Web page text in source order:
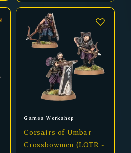
Anbieter:
Games Workshop
Corsairs of Umbar
Crossbowmen (LOTR -